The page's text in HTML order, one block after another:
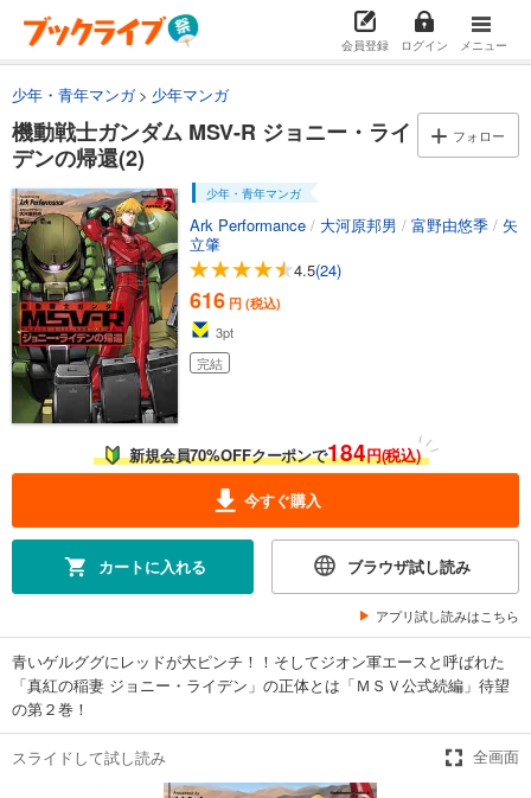
会員登録 ログイン メニュー
少年・青年マンガ 少年マンガ
機動戦士ガンダム MSV-R ジョニー・ライ
デンの帰還(2)
フォロー
少年・青年マンガ
Ark Performance / 大河原邦男 / 富野由悠季 / 矢
立肇
4.5(24)
616 円 (税込)
3pt
完結
新規会員70%OFFクーポンで184円(税込)
今すぐ購入
カートに入れる ブラウザ試し読み
アプリ試し読みはこちら
青いゲルググにレッドが大ピンチ！！そしてジオン軍エースと呼ばれた
「真紅の稲妻 ジョニー・ライデン」の正体とは「ＭＳＶ公式続編」待望
の第２巻！
スライドして試し読み 全画面